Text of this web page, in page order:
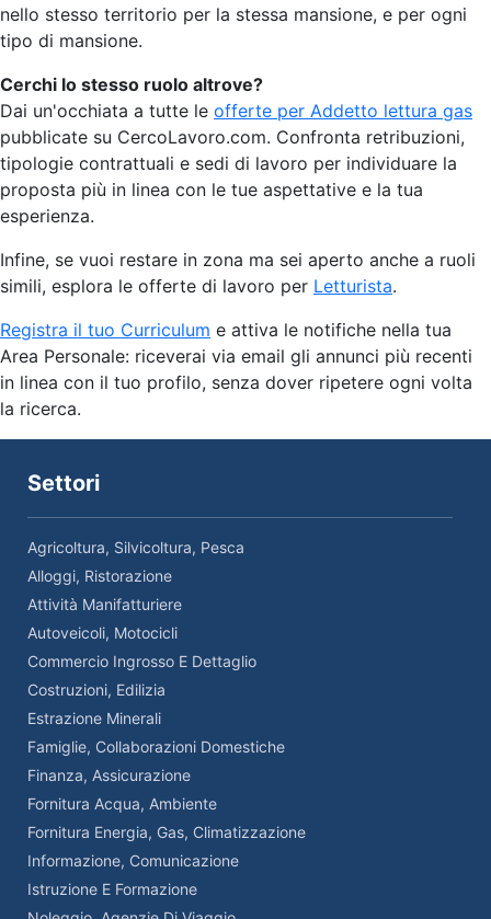
nello stesso territorio per la stessa mansione, e per ogni
tipo di mansione.
Cerchi lo stesso ruolo altrove?
Dai un'occhiata a tutte le offerte per Addetto lettura gas
pubblicate su CercoLavoro.com. Confronta retribuzioni,
tipologie contrattuali e sedi di lavoro per individuare la
proposta più in linea con le tue aspettative e la tua
esperienza.
Infine, se vuoi restare in zona ma sei aperto anche a ruoli
simili, esplora le offerte di lavoro per Letturista.
Registra il tuo Curriculum e attiva le notifiche nella tua
Area Personale: riceverai via email gli annunci più recenti
in linea con il tuo profilo, senza dover ripetere ogni volta
la ricerca.
Settori
Agricoltura, Silvicoltura, Pesca
Alloggi, Ristorazione
Attività Manifatturiere
Autoveicoli, Motocicli
Commercio Ingrosso E Dettaglio
Costruzioni, Edilizia
Estrazione Minerali
Famiglie, Collaborazioni Domestiche
Finanza, Assicurazione
Fornitura Acqua, Ambiente
Fornitura Energia, Gas, Climatizzazione
Informazione, Comunicazione
Istruzione E Formazione